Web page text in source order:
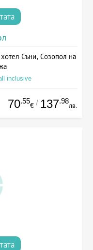
Съни, Созопол на
inclusive
70.55
€ / 137.98
лв.